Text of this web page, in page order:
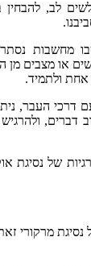
הקטנים יותר,
לעלות לפני
צצים ושבים,
לשנות,
יותר בבחירות
2020
זו
נסוג אף